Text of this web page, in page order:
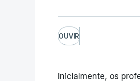
OUVIR
Inicialmente, os